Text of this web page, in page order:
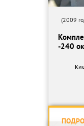
(2009
-240